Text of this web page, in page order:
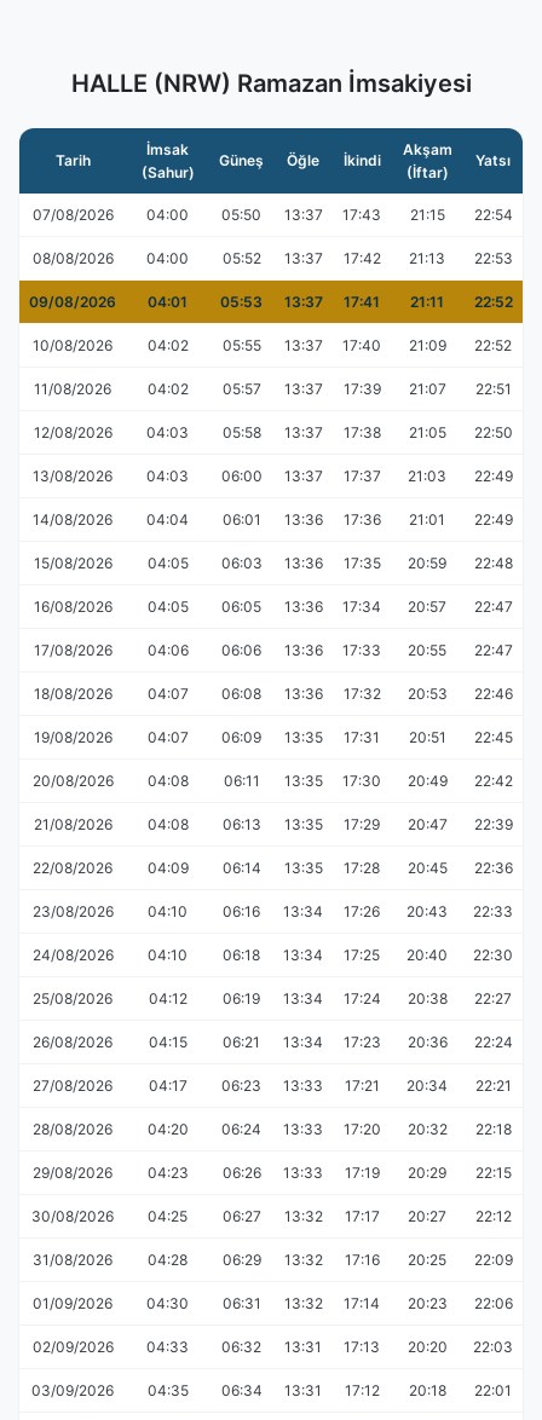
HALLE (NRW) Ramazan İmsakiyesi
Tarih
İmsak
(Sahur)
Güneş Öğle İkindi
Akşam
(İftar)
Yatsı
07/08/2026 04:00 05:50 13:37 17:43 21:15 22:54
08/08/2026 04:00 05:52 13:37 17:42 21:13 22:53
09/08/2026 04:01 05:53 13:37 17:41 21:11 22:52
10/08/2026 04:02 05:55 13:37 17:40 21:09 22:52
11/08/2026 04:02 05:57 13:37 17:39 21:07 22:51
12/08/2026 04:03 05:58 13:37 17:38 21:05 22:50
13/08/2026 04:03 06:00 13:37 17:37 21:03 22:49
14/08/2026 04:04 06:01 13:36 17:36 21:01 22:49
15/08/2026 04:05 06:03 13:36 17:35 20:59 22:48
16/08/2026 04:05 06:05 13:36 17:34 20:57 22:47
17/08/2026 04:06 06:06 13:36 17:33 20:55 22:47
18/08/2026 04:07 06:08 13:36 17:32 20:53 22:46
19/08/2026 04:07 06:09 13:35 17:31 20:51 22:45
20/08/2026 04:08 06:11 13:35 17:30 20:49 22:42
21/08/2026 04:08 06:13 13:35 17:29 20:47 22:39
22/08/2026 04:09 06:14 13:35 17:28 20:45 22:36
23/08/2026 04:10 06:16 13:34 17:26 20:43 22:33
24/08/2026 04:10 06:18 13:34 17:25 20:40 22:30
25/08/2026 04:12 06:19 13:34 17:24 20:38 22:27
26/08/2026 04:15 06:21 13:34 17:23 20:36 22:24
27/08/2026 04:17 06:23 13:33 17:21 20:34 22:21
28/08/2026 04:20 06:24 13:33 17:20 20:32 22:18
29/08/2026 04:23 06:26 13:33 17:19 20:29 22:15
30/08/2026 04:25 06:27 13:32 17:17 20:27 22:12
31/08/2026 04:28 06:29 13:32 17:16 20:25 22:09
01/09/2026 04:30 06:31 13:32 17:14 20:23 22:06
02/09/2026 04:33 06:32 13:31 17:13 20:20 22:03
03/09/2026 04:35 06:34 13:31 17:12 20:18 22:01